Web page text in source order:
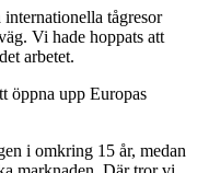
tågresor
Vi hade hoppats att
arbetet.
öppna upp Europas
i omkring 15 år, medan